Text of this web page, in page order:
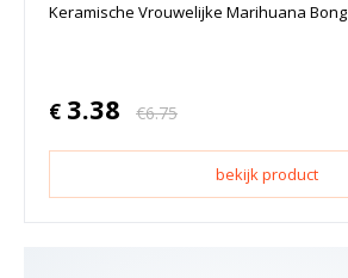
Keramische Vrouwelijke Marihuana Bong
€ 3.38 €6.75
bekijk product